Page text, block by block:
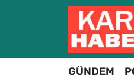
GÜNDEM
Hava Durumu